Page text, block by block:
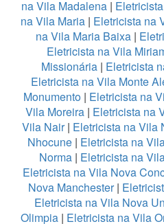
na Vila Madalena|
na Vila Maria | Eletricista na
na Vila Maria Baixa|
Eletricista na Vila
Missionária | Eletricista
Eletricista na Vila Monte
Monumento| Eletricista na
Vila Moreira | Eletricista na
Vila Nair| Eletricista na Vila
Nhocune| Eletricista na
Norma | Eletricista na
Eletricista na Vila Nova
Nova Manchester|
Eletricista na Vila Nova
Olimpia | Eletricista na Vila